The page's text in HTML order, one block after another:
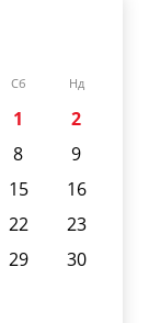
Сб Нд
1
2
8
9
15
16
22
23
29
30